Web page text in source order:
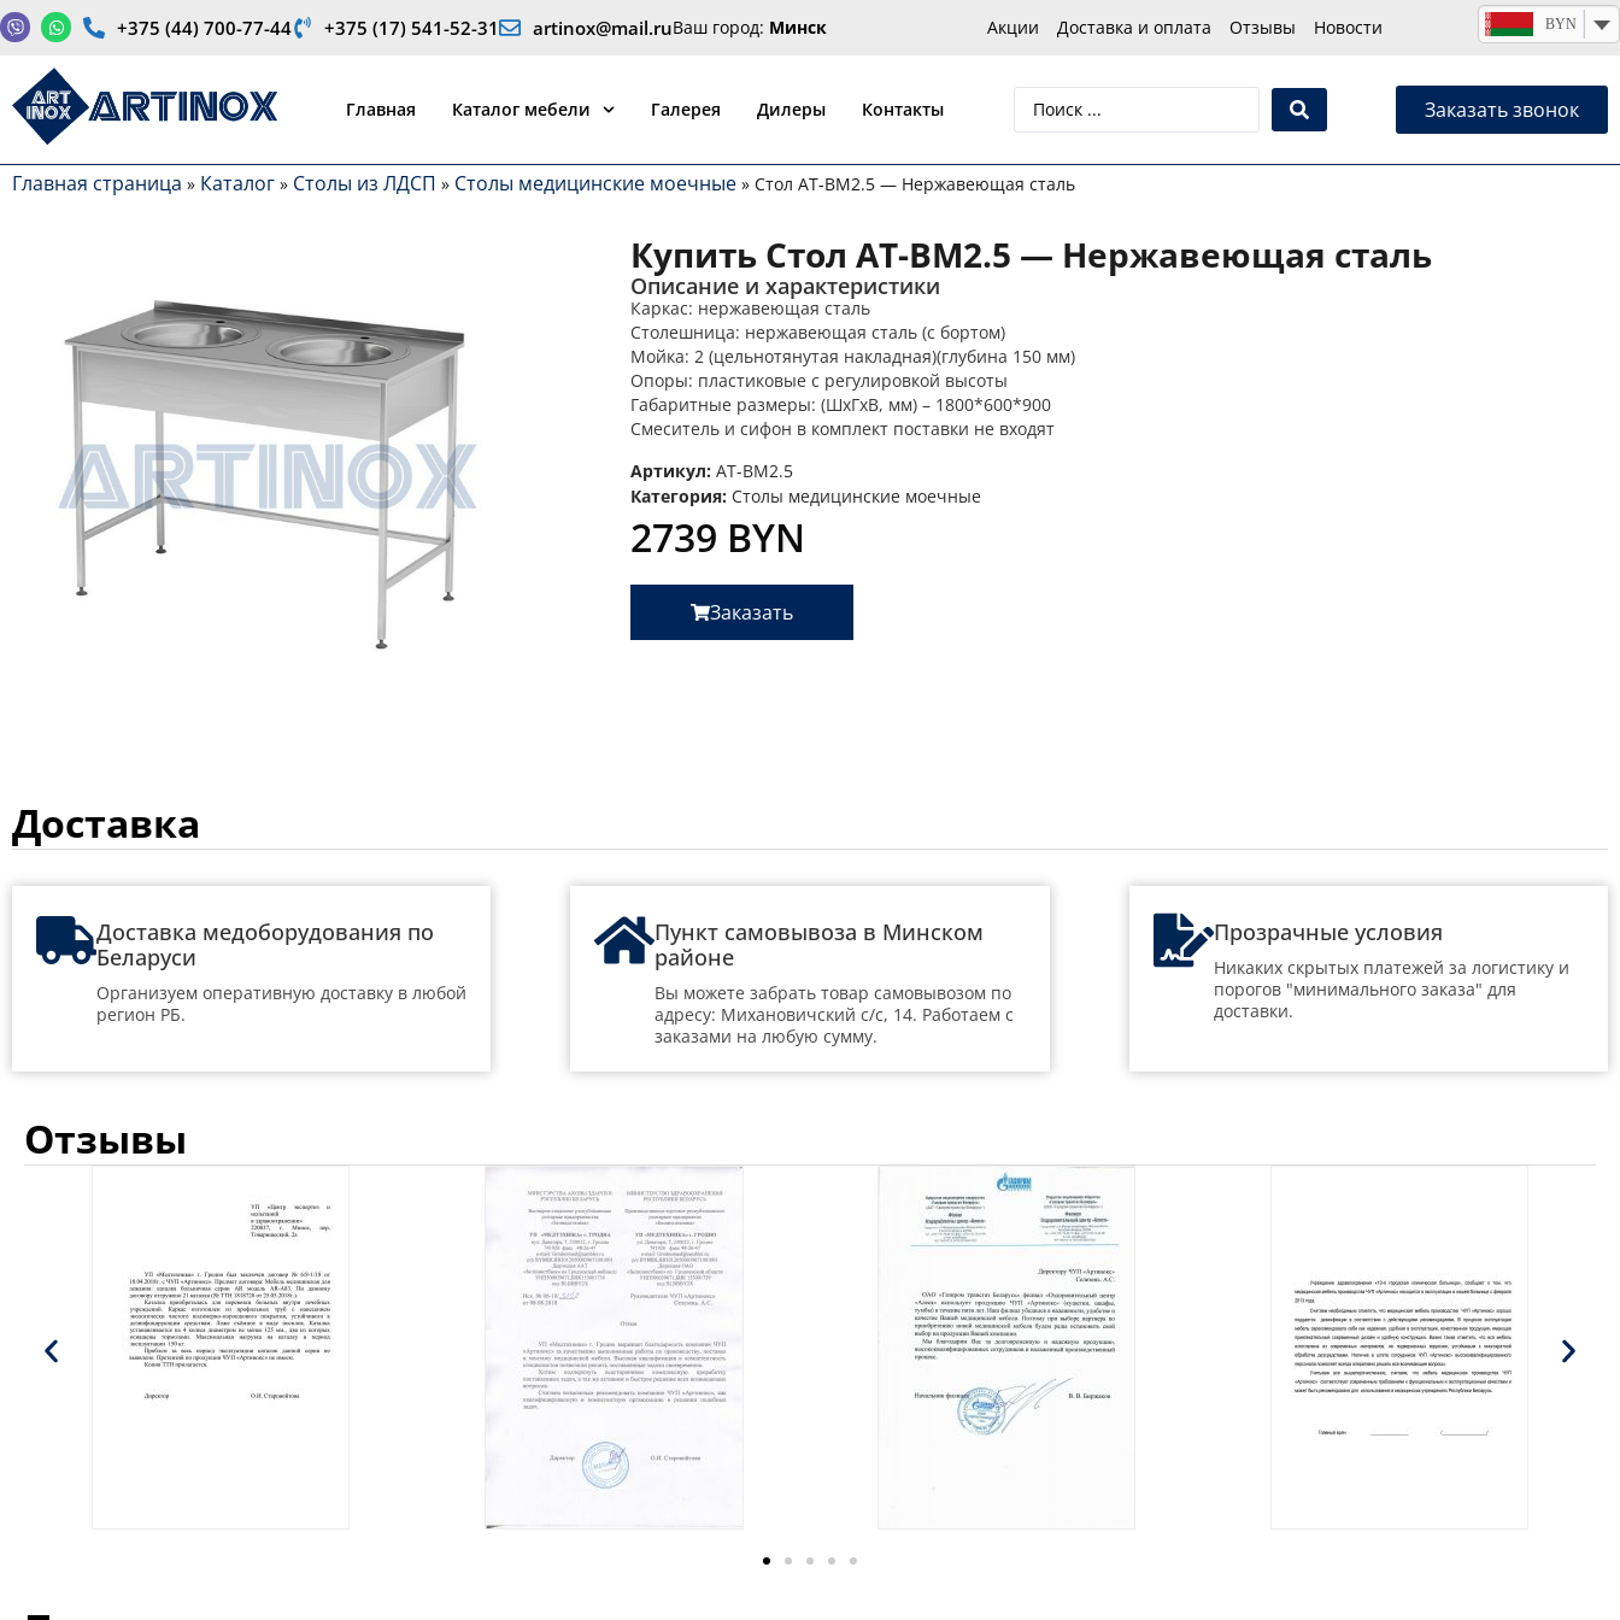
Главная страница » Каталог » Столы из ЛДСП » Столы медицинские моечные » Стол AT-BM2.5 — Нержавеющая сталь
Купить Стол AT-BM2.5 — Нержавеющая сталь
Описание и характеристики
Каркас: нержавеющая сталь
Столешница: нержавеющая сталь (с бортом)
Мойка: 2 (цельнотянутая накладная)(глубина 150 мм)
Опоры: пластиковые с регулировкой высоты
Габаритные размеры: (ШхГхВ, мм) – 1800*600*900
Смеситель и сифон в комплект поставки не входят
Артикул:AT-BM2.5
Категория: Столы медицинские моечные
2739 BYN
Заказать
Доставка
Доставка медоборудования по
Беларуси
Организуем оперативную доставку в любой
регион РБ.
Пункт самовывоза в Минском
районе
Вы можете забрать товар самовывозом по
адресу: Михановичский с/с, 14. Работаем с
заказами на любую сумму.
Прозрачные условия
Никаких скрытых платежей за логистику и
порогов "минимального заказа" для
доставки.
Отзывы
+375 (44) 700-77-44 +375 (17) 541-52-31 artinox@mail.ruВаш город: Минск Акции Доставка и оплата Отзывы Новости BYN
Производство медицинской продукции и оборудования от производителя Артинокс
Главная Каталог мебели Галерея Дилеры Контакты Заказать звонок